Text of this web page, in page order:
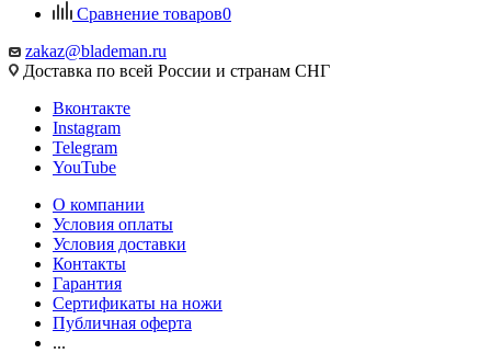
Сравнение товаров0
zakaz@blademan.ru
Доставка по всей России и странам СНГ
Вконтакте
Instagram
Telegram
YouTube
О компании
Условия оплаты
Условия доставки
Контакты
Гарантия
Сертификаты на ножи
Публичная оферта
...